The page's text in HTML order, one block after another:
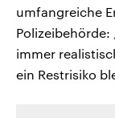
umfangreiche
Polizeibehörde:
immer
ein Restrisiko